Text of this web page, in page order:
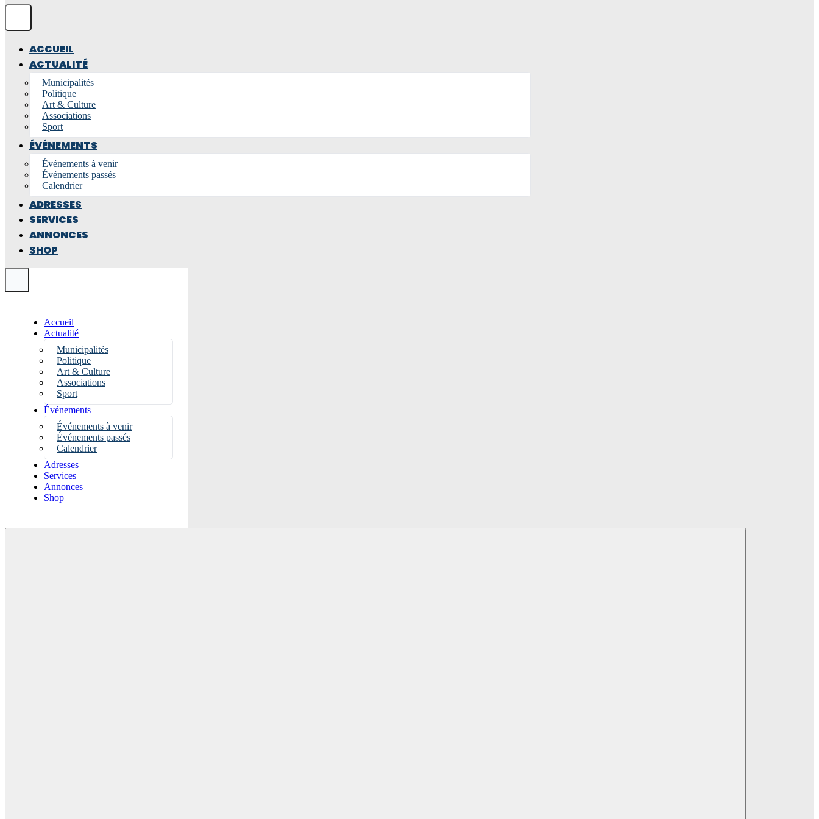
ACCUEIL
ACTUALITÉ
Municipalités
Politique
Art & Culture
Associations
Sport
ÉVÉNEMENTS
Événements à venir
Événements passés
Calendrier
ADRESSES
SERVICES
ANNONCES
SHOP
Accueil
Actualité
Municipalités
Politique
Art & Culture
Associations
Sport
Événements
Événements à venir
Événements passés
Calendrier
Adresses
Services
Annonces
Shop